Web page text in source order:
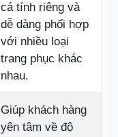
cá tính riêng và
dễ dàng phối hợp
với nhiều loại
trang phục khác
nhau.
Giúp khách hàng
yên tâm về độ